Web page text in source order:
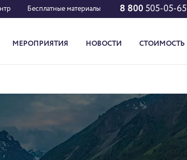
Бесплатные материалы 8 800 505-05-65
МЕРОПРИЯТИЯ НОВОСТИ СТОИМОСТЬ